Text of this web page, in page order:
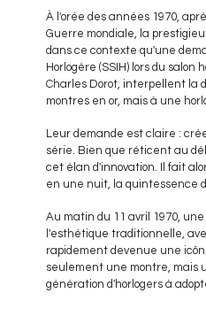
À l'orée des années 1970,
Guerre mondiale, la
dans ce contexte qu'une
Horlogère (SSIH) lors du
Charles Dorot, interpellent la
montres en or, mais à une
Leur demande est claire :
série. Bien que réticent au
cet élan d'innovation. Il fait
en une nuit, la quintessence
Au matin du 11 avril 1970,
l'esthétique traditionnelle,
rapidement devenue une
seulement une montre, mais
génération d'horlogers à